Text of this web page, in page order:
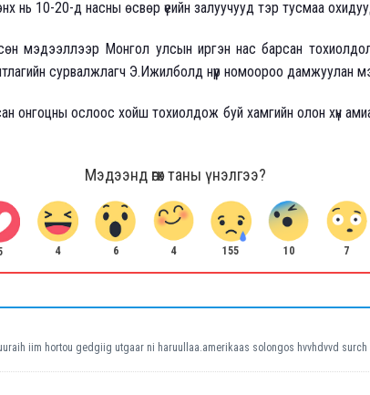
нь 10-20-д насны өсвөр үеийн залуучууд тэр тусмаа
мэдээллээр Монгол улсын иргэн нас барсан тохиолдол
сурвалжлагч Э.Ижилболд нүүр номоороо дамжуулан
онгоцны ослоос хойш тохиолдож буй хамгийн олон хүн
Мэдээнд өгөх таны үнэлгээ?
4 6 4 155 10 7
iim hortou gedgiig utgaar ni haruullaa.amerikaas solongos hvvhdvvd